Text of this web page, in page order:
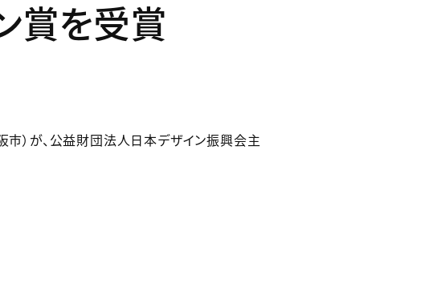
賞を受賞
市）が、公益財団法人日本デザイン振興会主